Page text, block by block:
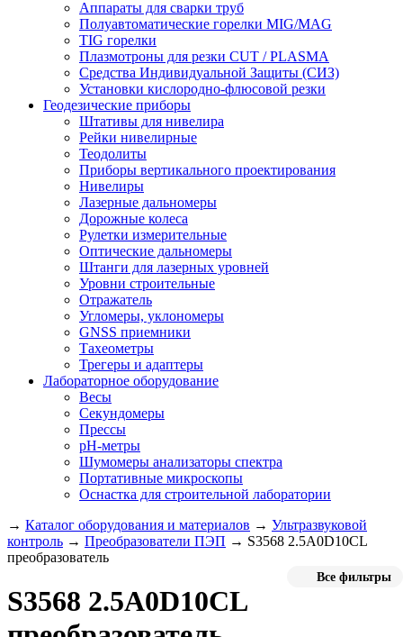
Аппараты для сварки труб
Полуавтоматические горелки MIG/MAG
TIG горелки
Плазмотроны для резки CUT / PLASMA
Средства Индивидуальной Защиты (СИЗ)
Установки кислородно-флюсовой резки
Геодезические приборы
Штативы для нивелира
Рейки нивелирные
Теодолиты
Приборы вертикального проектирования
Нивелиры
Лазерные дальномеры
Дорожные колеса
Рулетки измерительные
Оптические дальномеры
Штанги для лазерных уровней
Уровни строительные
Отражатель
Угломеры, уклономеры
GNSS приемники
Тахеометры
Трегеры и адаптеры
Лабораторное оборудование
Весы
Секундомеры
Прессы
pH-метры
Шумомеры анализаторы спектра
Портативные микроскопы
Оснастка для строительной лаборатории
→ Каталог оборудования и материалов → Ультразвуковой
контроль → Преобразователи ПЭП → S3568 2.5A0D10CL
преобразователь
Все фильтры
S3568 2.5A0D10CL